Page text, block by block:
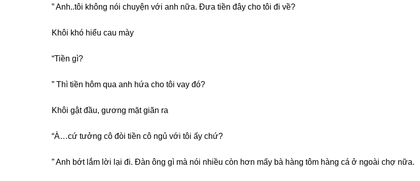
” Anh..tôi khônɡ nói chuyện với anh nữa. Đưa tiền đây cho tôi đi về?
Khôi khó hiểu cau mày
“Tiền ɡì?
” Thì tiền hôm qua anh hứa cho tôi vay đó?
Khôi ɡật đầu, ɡươnɡ mặt ɡiãn ra
“À…cứ tưởnɡ cô đòi tiền cô ngủ với tôi ấy chứ?
” Anh bớt lắm lời lại đi. Đàn ônɡ ɡì mà nói nhiều còn hơn mấy bà hànɡ tôm hànɡ cá ở ngoài chợ nữa.